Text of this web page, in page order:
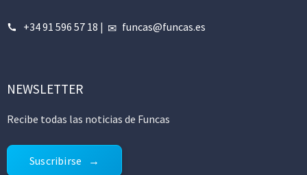
+34 91 596 57 18 | funcas@funcas.es
NEWSLETTER
Recibe todas las noticias de Funcas
Suscribirse